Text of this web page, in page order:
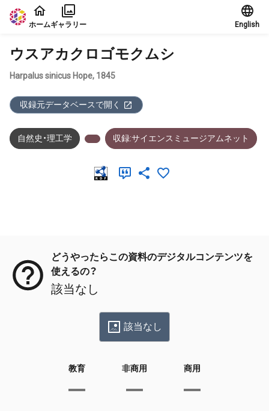
本文に飛ぶ
ホームギャラリー English
ウスアカクロゴモクムシ
Harpalus sinicus Hope, 1845
収録元データベースで開く
自然史・理工学 収録:サイエンスミュージアムネット
どうやったらこの資料のデジタルコンテンツを
使えるの？
該当なし
該当なし
教育 非商用 商用